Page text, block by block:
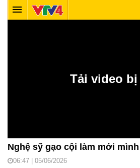
Nghệ sỹ gạo cội làm mới mình
06:47 | 05/06/2026